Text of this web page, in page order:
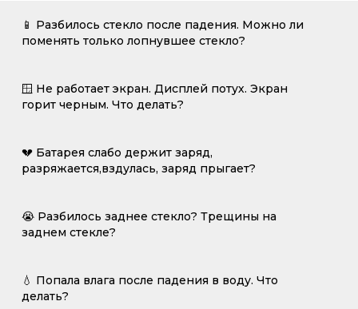
📱 Разбилось стекло после падения. Можно ли
поменять только лопнувшее стекло?
🪟 Не работает экран. Дисплей потух. Экран
горит черным. Что делать?
💔 Батарея слабо держит заряд,
разряжается,вздулась, заряд прыгает?
😭 Разбилось заднее стекло? Трещины на
заднем стекле?
💧 Попала влага после падения в воду. Что
делать?